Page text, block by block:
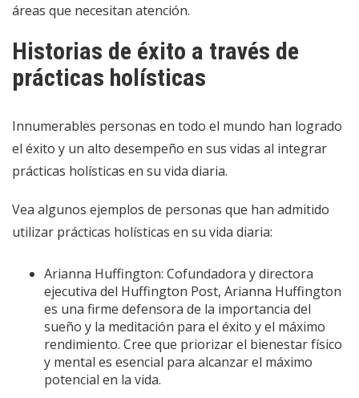
áreas que necesitan atención.
Historias de éxito a través de
prácticas holísticas
Innumerables personas en todo el mundo han logrado
el éxito y un alto desempeño en sus vidas al integrar
prácticas holísticas en su vida diaria.
Vea algunos ejemplos de personas que han admitido
utilizar prácticas holísticas en su vida diaria:
Arianna Huffington: Cofundadora y directora
ejecutiva del Huffington Post, Arianna Huffington
es una firme defensora de la importancia del
sueño y la meditación para el éxito y el máximo
rendimiento. Cree que priorizar el bienestar físico
y mental es esencial para alcanzar el máximo
potencial en la vida.